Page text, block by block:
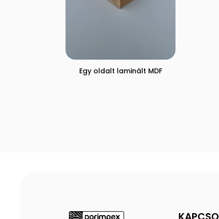
Egy oldalt laminált MDF